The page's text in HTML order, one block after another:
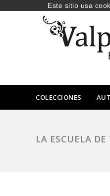
COLECCIONES
LA ESCUELA
Este sitio usa